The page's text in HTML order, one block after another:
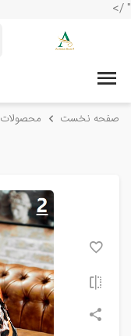
" />
صفحه نخست محصولات